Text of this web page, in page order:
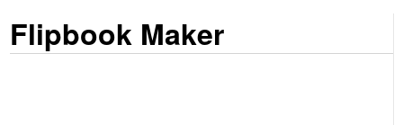
Flipbook Maker